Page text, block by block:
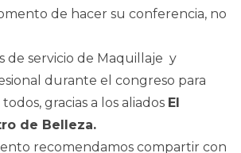
de hacer su conferencia, no
de servicio de Maquillaje y
durante el congreso para
gracias a los aliados El
de Belleza.
recomendamos compartir con